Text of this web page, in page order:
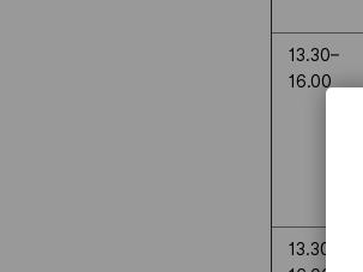
13.30–
16.00
13.30-